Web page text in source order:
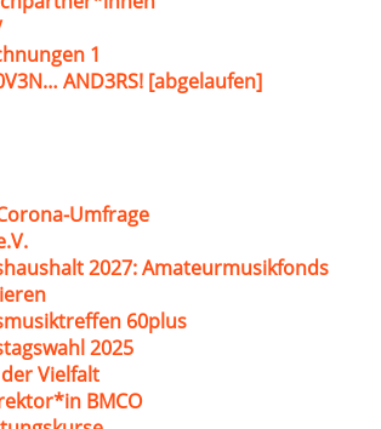
1
AND3RS! [abgelaufen]
Umfrage
2027: Amateurmusikfonds
60plus
2025
Vielfalt
BMCO